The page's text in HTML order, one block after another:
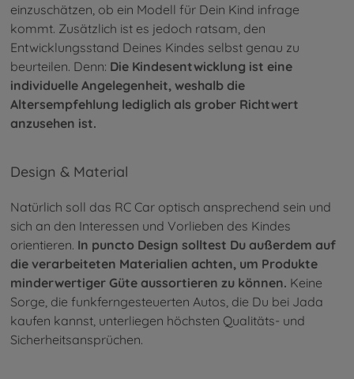
einzuschätzen, ob ein Modell für Dein Kind infrage
kommt. Zusätzlich ist es jedoch ratsam, den
Entwicklungsstand Deines Kindes selbst genau zu
beurteilen. Denn: Die Kindesentwicklung ist eine
individuelle Angelegenheit, weshalb die
Altersempfehlung lediglich als grober Richtwert
anzusehen ist.
Design & Material
Natürlich soll das RC Car optisch ansprechend sein und
sich an den Interessen und Vorlieben des Kindes
orientieren. In puncto Design solltest Du außerdem auf
die verarbeiteten Materialien achten, um Produkte
minderwertiger Güte aussortieren zu können. Keine
Sorge, die funkferngesteuerten Autos, die Du bei Jada
kaufen kannst, unterliegen höchsten Qualitäts- und
Sicherheitsansprüchen.